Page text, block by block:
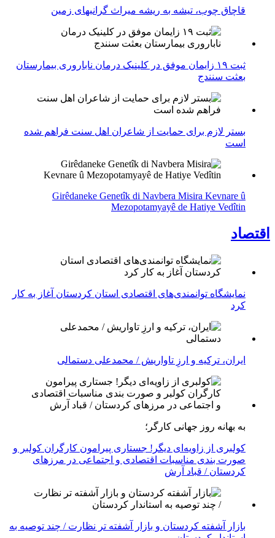
قاچاق چوب، تیشه به ریشه میراث گرانبهای زمین
ثبت ۱۹ زایمان موفق در کلینیک درمان ناباروری بیمارستان
بعثت سنندج
بستر لازم برای حمایت از شاعران اهل سنت فراهم شده
است
Girêdaneke Genetîk di Navbera Misira Kevnare û
Mezopotamyayê de Hatiye Vedîtin
اقتصاد
نمایشگاه توانمندی‌های اقتصادی استان کردستان آغاز به کار
کرد
ایران، ترکیه و ارزِ تاواریش / محمدعلی دستمالی
به بهانه روز جهانی کارگر؛
کولبری از زاویه‌ای دیگر! جستاری پیرامون کارگران کولبر و
صورت بندی مناسبات اقتصادی و اجتماعی در مرزهای
کردستان / قباد آرش
بازار آشفته کردستان و بازار آشفته­ تر نظارت / چند توصیه به